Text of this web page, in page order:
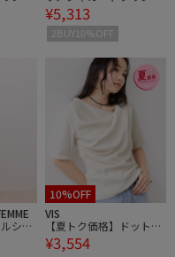
プルオーバー
¥5,313
2BUY10%OFF
ショ
10%OFF
VIS
【夏トク価格】ドット＆
無地テレコリブハーフス
¥3,554